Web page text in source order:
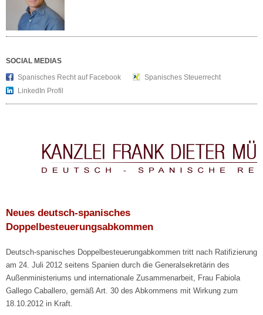
SOCIAL MEDIAS
Spanisches Recht auf Facebook
Spanisches Steuerrecht
LinkedIn Profil
Neues deutsch-spanisches
Doppelbesteuerungsabkommen
Deutsch-spanisches Doppelbesteuerungabkommen tritt nach Ratifizierung
am 24. Juli 2012 seitens Spanien durch die Generalsekretärin des
Außenministeriums und internationale Zusammenarbeit, Frau Fabiola
Gallego Caballero, gemäß Art. 30 des Abkommens mit Wirkung zum
18.10.2012 in Kraft.